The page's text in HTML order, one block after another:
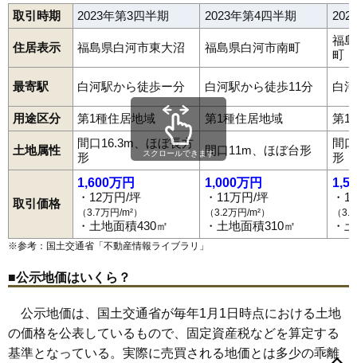
66 西大沼 6.3万円 1,257万円 4.1%
67 泉田 6.2万円 541万円 2.9%
68 老久保山 5.8万円 987万円 5.2%
5.6万円
71 八竜神 5.6万円 668万円 3.7%
72 豊地 5.5万円 432万円 4.9%
73 石切場 5.3万円 1,197万円 4.0%
白井掛下 521万円 -1.7%
立石山 1,589万円 6.9%
76 池下裏 5.1万円 417万円 -7.2%
78 金勝寺 4.9万円 452万円 -8.9%
79 十三原道上 4.8万円 2,890万円 4.7%
80 中島 4.8万円 458万円 -1.0%
81 萱根 4.5万円 366万円 0.5%
取引時期 2023年第3四半期 2023年第4四半期
住居表示 福島県白河市東大沼 福島県白河市南町
福
町
最寄駅 白河駅から徒歩ー分 白河駅から徒歩11分 白
用途区分 第1種住居地域 第1種住居地域 第1
土地属性
間口16.3m、ほぼ長方
形
間口11m、ほぼ台形
間
形
取引価格
1,600万円
・12万円/坪
（3.7万円/m²）
・土地面積430㎡
1,000万円
・11万円/坪
（3.2万円/m²）
・土地面積310㎡
・
（
・
スクロールできます
※参考：国土交通省「不動産情報ライブラリ 」
■公示地価はいくら？
公示地価は、国土交通省が毎年1月1日時点における土地
の価格を公表しているもので、固定資産税などを算定する
基準となっている。実際に売買される地価とは多少の乖離
馬町円明寺 老久保老久保山追廻大坂山 大手町和尚壇山鬼越
表郷番沢表郷八幡 郭内影鬼越 金屋町萱根関川窪
北裏
北中川原北登り町 北堀切北真舟 金勝寺金鈴久田野
五番町川原転坂細工町栄町三本松 三本松山十文字菖蒲沢